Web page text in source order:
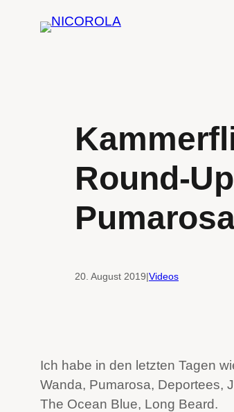
Round-
20. August 2019|Videos
Ich habe in den letzten Tagen
Wanda, Pumarosa, Deportees,
The Ocean Blue, Long Beard.